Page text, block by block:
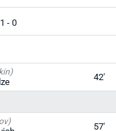
1 - 0
42'
57'